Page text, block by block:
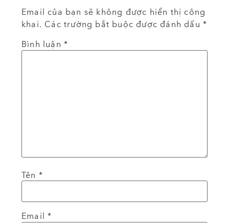
Email của bạn sẽ không được hiển thị công
khai. Các trường bắt buộc được đánh dấu*
Bình luận *
Tên *
Email*